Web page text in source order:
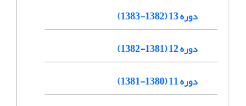
دوره 13 (1382-1383)
دوره 12 (1381-1382)
دوره 11 (1380-1381)